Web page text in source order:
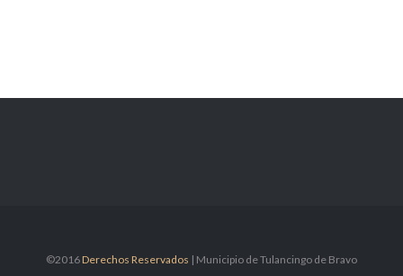
©2016Derechos Reservados | Municipio de Tulancingo de Bravo